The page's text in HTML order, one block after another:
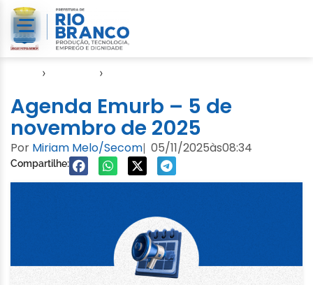
› ›
Agenda Emurb – 5 de
novembro de 2025
Por Miriam Melo/Secom| 05/11/2025às08:34
Compartilhe: